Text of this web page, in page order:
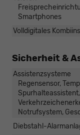
Smartphones
Volldigitales
Sicherheit &
Assistenzsysteme
Regensensor,
Notrufsystem,
Diebstahl-